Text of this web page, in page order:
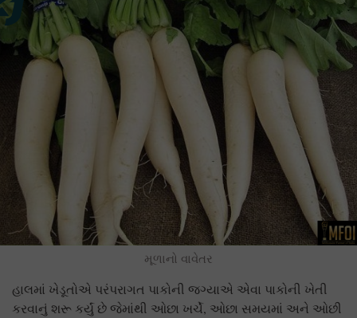
મૂળાનો વાવેતર
હાલમાં ખેડૂતોએ પરંપરાગત પાકોની જગ્યાએ એવા પાકોની ખેતી
કરવાનું શરૂ કર્યું છે જેમાંથી ઓછા ખર્ચે, ઓછા સમયમાં અને ઓછી